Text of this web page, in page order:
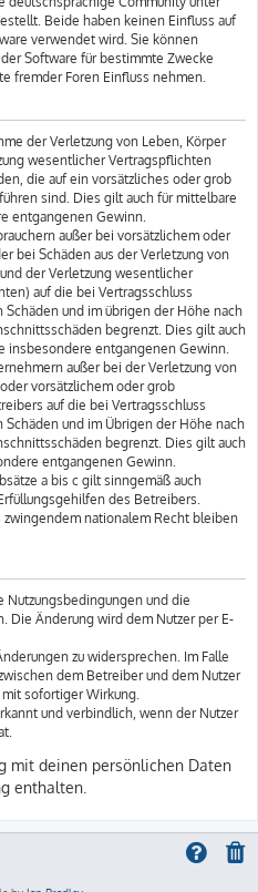
Beide haben keinen Einfluss auf
verwendet wird. Sie können
Software für bestimmte Zwecke
fremder Foren Einfluss nehmen.
der Verletzung von Leben, Körper
wesentlicher Vertragspflichten
die auf ein vorsätzliches oder grob
sind. Dies gilt auch für mittelbare
entgangenen Gewinn.
außer bei vorsätzlichem oder
bei Schäden aus der Verletzung von
der Verletzung wesentlicher
auf die bei Vertragsschluss
und im übrigen der Höhe nach
begrenzt. Dies gilt auch
insbesondere entgangenen Gewinn.
außer bei der Verletzung von
vorsätzlichem oder grob
auf die bei Vertragsschluss
und im Übrigen der Höhe nach
begrenzt. Dies gilt auch
entgangenen Gewinn.
a bis c gilt sinngemäß auch
des Betreibers.
nationalem Recht bleiben
und die
Die Änderung wird dem Nutzer per E-
zu widersprechen. Im Falle
dem Betreiber und dem Nutzer
sofortiger Wirkung.
und verbindlich, wenn der Nutzer
mit deinen persönlichen Daten
enthalten.